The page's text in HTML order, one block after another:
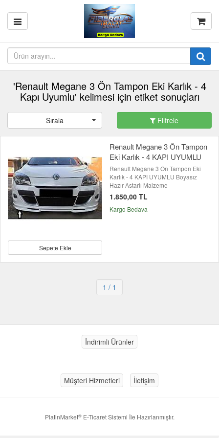
'Renault Megane 3 Ön Tampon Eki Karlık - 4
Kapı Uyumlu' kelimesi için etiket sonuçları
Sırala Filtrele
Sepete Ekle
Renault Megane 3 Ön Tampon
Eki Karlık - 4 KAPI UYUMLU
Renault Megane 3 Ön Tampon Eki
Karlık - 4 KAPI UYUMLU Boyasız
Hazır Astarlı Malzeme
1.850,00 TL
Kargo Bedava
1 / 1
İndirimli Ürünler
Müşteri Hizmetleri İletişim
PlatinMarket®E-Ticaret Sistemi İle Hazırlanmıştır.